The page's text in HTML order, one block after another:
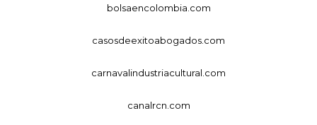
bolsaencolombia.com
casosdeexitoabogados.com
carnavalindustriacultural.com
canalrcn.com